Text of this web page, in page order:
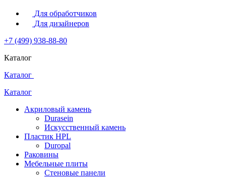
Для обработчиков
Для дизайнеров
+7 (499) 938-88-80
Каталог
Каталог
Каталог
Акриловый камень
Durasein
Искусственный камень
Пластик HPL
Duropal
Раковины
Мебельные плиты
Стеновые панели